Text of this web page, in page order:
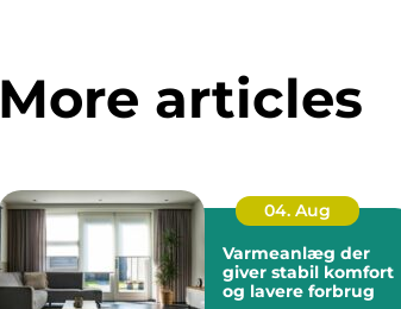
More articles
04. Aug
Varmeanlæg der
giver stabil komfort
og lavere forbrug